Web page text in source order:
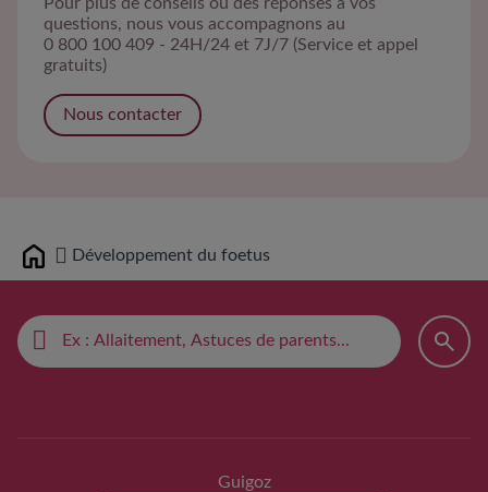
questions, nous vous accompagnons au
0 800 100 409 - 24H/24 et 7J/7 (Service et appel
gratuits)
Nous contacter
Home Développement du foetus
Guigoz